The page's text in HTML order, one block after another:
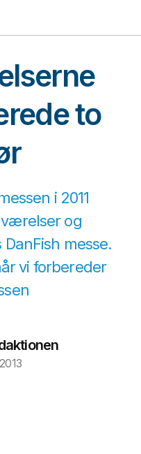
to
i 2011
og
messe.
vi forbereder